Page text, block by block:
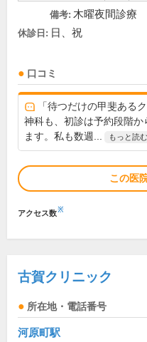
備考: 木曜夜間診療
休診日: 日、祝
口コミ
「待つだけの甲斐ある
神科も、初診は予約段階
ます。私も数週...
もっと読む
この医
アクセス数※
古賀クリニック
所在地・電話番号
河原町駅